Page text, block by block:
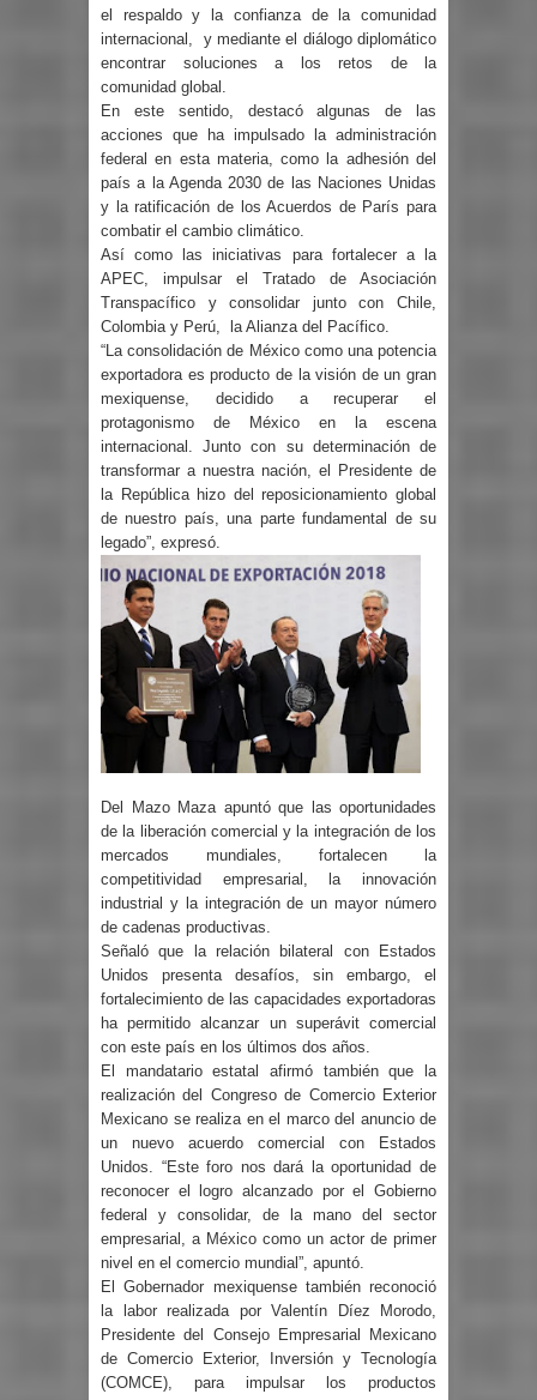
el respaldo y la confianza de la comunidad
internacional,
y mediante el diálogo diplomático
encontrar soluciones a los retos de la
comunidad global.
En este sentido, destacó algunas de las
acciones que ha impulsado la administración
federal en esta materia, como la adhesión del
país a la Agenda 2030 de las Naciones Unidas
y la ratificación de los Acuerdos de París para
combatir el cambio climático.
Así como las iniciativas para fortalecer a la
APEC, impulsar el Tratado de Asociación
Transpacífico y consolidar junto con Chile,
Colombia y Perú,
la Alianza del Pacífico.
“La consolidación de México como una potencia
exportadora es producto de la visión de un gran
mexiquense, decidido a recuperar el
protagonismo de México en la escena
internacional. Junto con su determinación de
transformar a nuestra nación, el Presidente de
la República hizo del reposicionamiento global
de nuestro país, una parte fundamental de su
legado”, expresó.
Del Mazo Maza apuntó que las oportunidades
de la liberación comercial y la integración de los
mercados mundiales, fortalecen la
competitividad empresarial, la innovación
industrial y la integración de un mayor número
de cadenas productivas.
Señaló que la relación bilateral con Estados
Unidos presenta desafíos, sin embargo, el
fortalecimiento de las capacidades exportadoras
ha permitido alcanzar un superávit comercial
con este país en los últimos dos años.
El mandatario estatal afirmó también que la
realización del Congreso de Comercio Exterior
Mexicano se realiza en el marco del anuncio de
un nuevo acuerdo comercial con Estados
Unidos. “Este foro nos dará la oportunidad de
reconocer el logro alcanzado por el Gobierno
federal y consolidar, de la mano del sector
empresarial, a México como un actor de primer
nivel en el comercio mundial”, apuntó.
El Gobernador mexiquense también reconoció
la labor realizada por Valentín Díez Morodo,
Presidente del Consejo Empresarial Mexicano
de Comercio Exterior, Inversión y Tecnología
(COMCE), para impulsar los productos